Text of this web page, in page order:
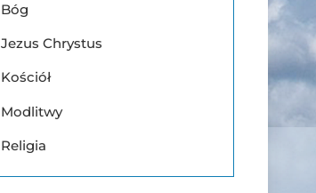
Bóg
Jezus Chrystus
Kościół
Modlitwy
Religia